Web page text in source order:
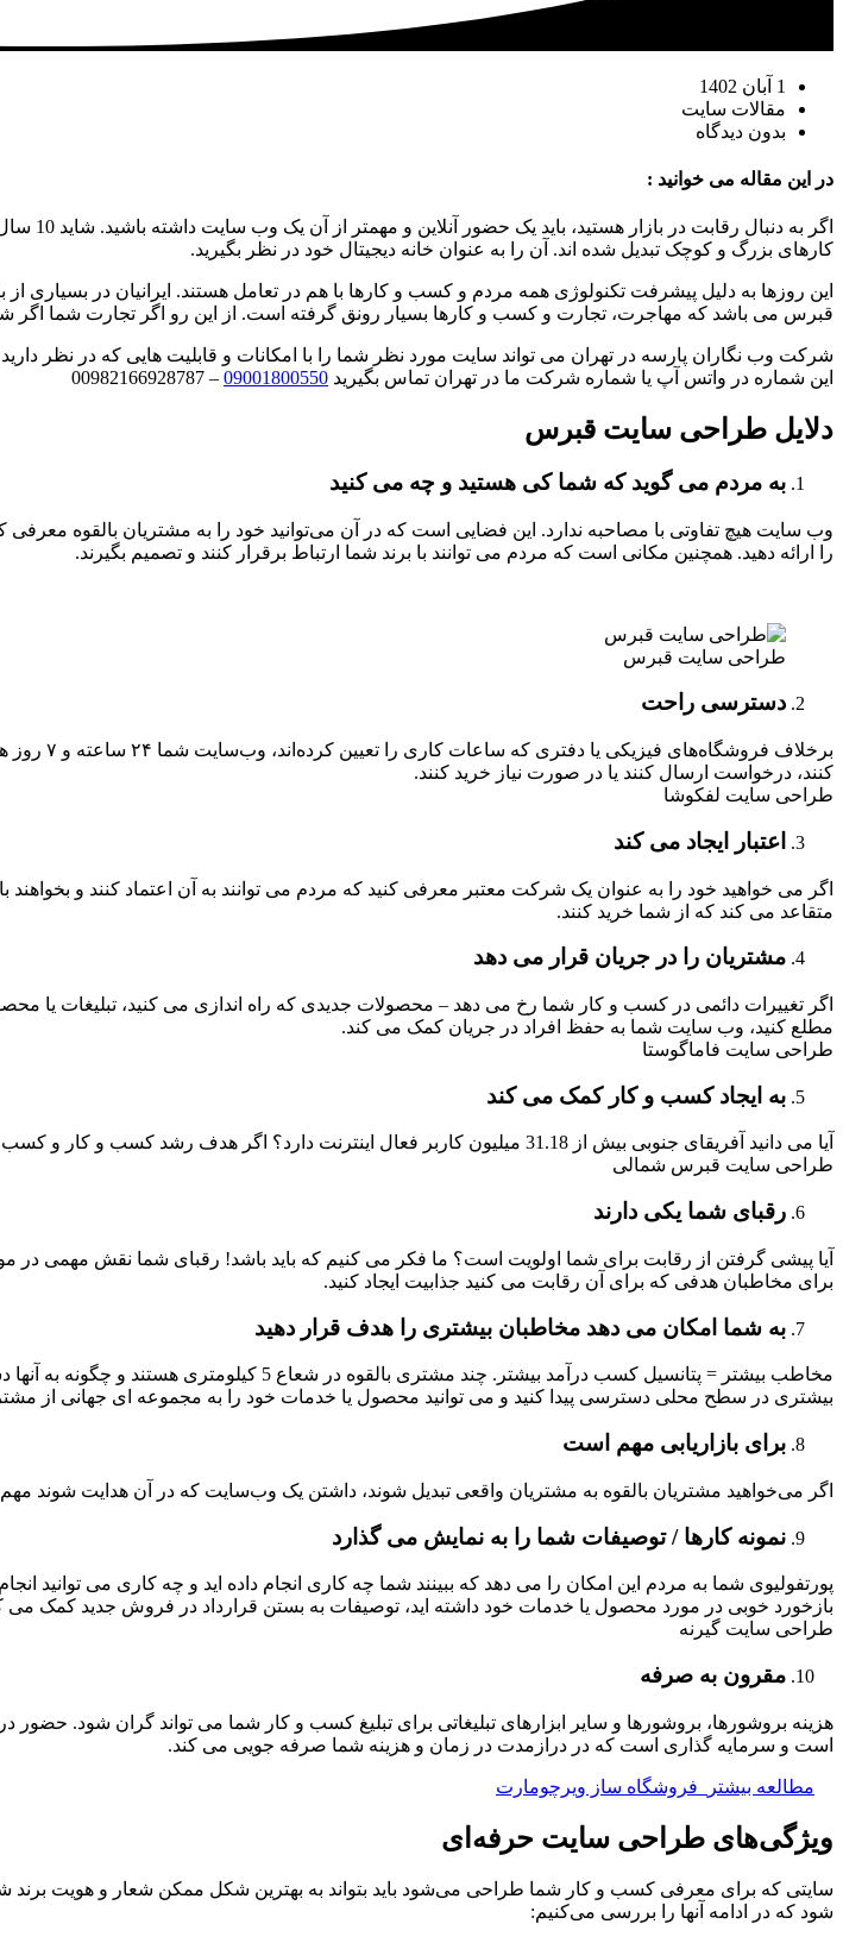
1 آبان 1402
مقالات سایت
بدون دیدگاه
در این مقاله می خوانید :
اگر به
کارهای بزرگ و کوچک تبدیل شده اند. آن را به عنوان خانه دیجیتال خود در نظر بگیرید.
این روزها به دلیل پیشرفت تکنولوژی همه مردم و کسب و کارها با هم در تعامل هستند. ایرانیان در بسیاری
قبرس می باشد که مهاجرت، تجارت و کسب و کارها بسیار رونق گرفته است. از این رو اگر تجارت شما
شرکت وب نگاران پارسه در تهران می تواند سایت مورد نظر شما را با امکانات و قابلیت هایی که در نظر
این شماره در واتس آپ یا شماره شرکت ما در تهران تماس بگیرید 09001800550
– 00982166928787
دلایل طراحی سایت قبرس
به مردم می گوید که شما کی هستید و چه می کنید
وب سایت هیچ تفاوتی با مصاحبه ندارد. این فضایی است که در آن می‌توانید خود را به مشتریان بالقوه
را ارائه دهید. همچنین مکانی است که مردم می توانند با برند شما ارتباط برقرار کنند و تصمیم بگیرند.
طراحی سایت قبرس
دسترسی راحت
برخلاف
کنند، درخواست ارسال کنند یا در صورت نیاز خرید کنند.
طراحی سایت لفکوشا
اعتبار ایجاد می کند
اگر می خواهید خود را به عنوان یک شرکت معتبر معرفی کنید که مردم می توانند به آن اعتماد کنند و بخواهند
متقاعد می کند که از شما خرید کنند.
مشتریان را در جریان قرار می دهد
اگر تغییرات دائمی در کسب و کار شما رخ می دهد – محصولات جدیدی که راه اندازی می کنید، تبلیغات یا
مطلع کنید، وب سایت شما به حفظ افراد در جریان کمک می کند.
طراحی سایت فاماگوستا
به ایجاد کسب و کار کمک می کند
آیا می دانید آفریقای جنوبی بیش از 31.18 میلیون کاربر فعال اینترنت دارد؟ اگر هدف رشد کسب و کار و کسب درآمد بیشتر است، فرصت جذب کسب و کارهای بزرگ به صورت آنلاین در انتظار شماست.
طراحی سایت قبرس شمالی
رقبای شما یکی دارند
آیا پیشی گرفتن از رقابت برای شما اولویت است؟ ما فکر می کنیم که باید باشد! رقبای شما نقش مهمی
برای مخاطبان هدفی که برای آن رقابت می کنید جذابیت ایجاد کنید.
به شما امکان می دهد مخاطبان بیشتری را هدف قرار دهید
مخاطب بیشتر = پتانسیل کسب درآمد بیشتر. چند
بیشتری در سطح محلی دسترسی پیدا کنید و می توانید محصول یا خدمات خود را به مجموعه ای جهانی از
برای بازاریابی مهم است
اگر می‌خواهید مشتریان بالقوه به مشتریان واقعی تبدیل شوند، داشتن یک وب‌سایت که در آن هدایت شوند
نمونه کارها / توصیفات شما را به نمایش می گذارد
پورتفولیوی شما به مردم این امکان را می دهد که ببینند شما چه کاری انجام داده اید و چه کاری می توانید
بازخورد خوبی در مورد محصول یا خدمات خود داشته اید، توصیفات به بستن قرارداد در فروش جدید کمک می
طراحی سایت گیرنه
مقرون به صرفه
هزینه بروشورها، بروشورها و سایر ابزارهای تبلیغاتی برای تبلیغ کسب و کار شما می تواند گران شود.
است و سرمایه گذاری است که در درازمدت در زمان و هزینه شما صرفه جویی می کند.
مطالعه بیشتر فروشگاه ساز ویرچومارت
ویژگی‌های طراحی سایت حرفه‌ای
سایتی که برای معرفی کسب و کار شما طراحی می‌شود باید بتواند به بهترین شکل ممکن شعار و هویت برند
شود که در ادامه آنها را بررسی می‌کنیم: